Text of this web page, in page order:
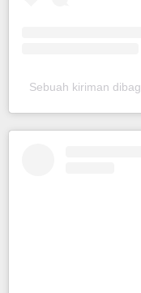
Sebuah kiriman